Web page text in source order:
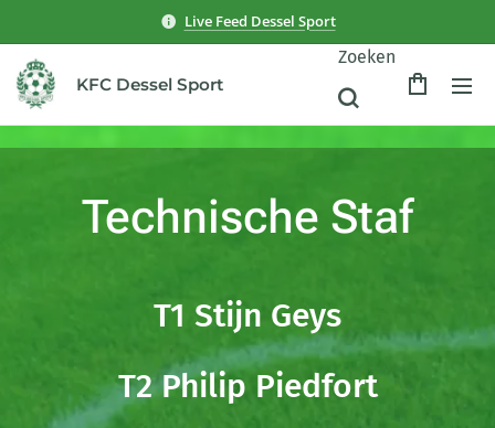
Live Feed Dessel Sport
KFC Dessel Sport
Zoeken
Technische Staf
T1 Stijn Geys
T2 Philip Piedfort